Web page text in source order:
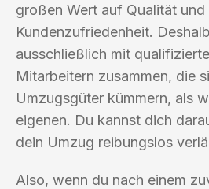
großen Wert auf Qualität und
Kundenzufriedenheit.
ausschließlich mit
Mitarbeitern zusammen, die
Umzugsgüter kümmern, als
eigenen. Du kannst dich
dein Umzug reibungslos
Also, wenn du nach einem